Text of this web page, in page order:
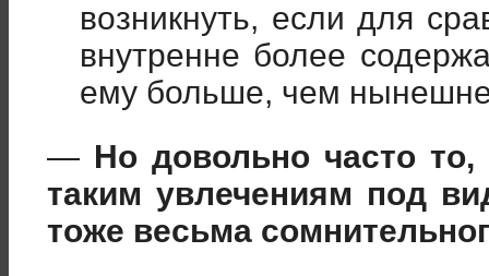
возникнуть, если для
внутренне более
ему больше, чем
— Но довольно часто то,
таким увлечениям под
тоже весьма